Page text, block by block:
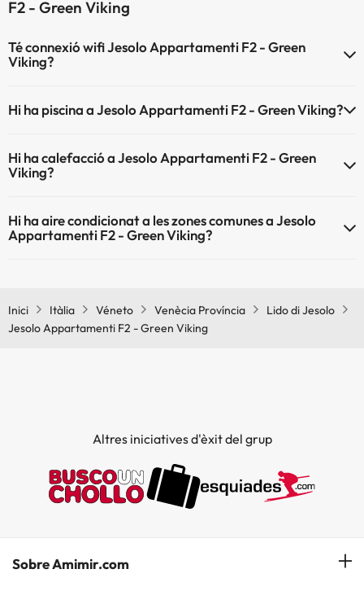
F2 - Green Viking
Té connexió wifi Jesolo Appartamenti F2 - Green
Viking?
Hi ha piscina a Jesolo Appartamenti F2 - Green Viking?
pot ser de pagament) Aquí tens més info sobre la piscina i altres
instal·lacions.
Hi ha calefacció a Jesolo Appartamenti F2 - Green
Viking?
comunes.
Hi ha aire condicionat a les zones comunes a Jesolo
Appartamenti F2 - Green Viking?
Inici
Itàlia Véneto Venècia Província
Lido di Jesolo
Jesolo Appartamenti F2 - Green Viking
Altres iniciatives d'èxit del grup
Sobre Amimir.com